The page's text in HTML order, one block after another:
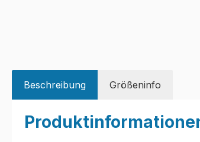
Beschreibung Größeninfo